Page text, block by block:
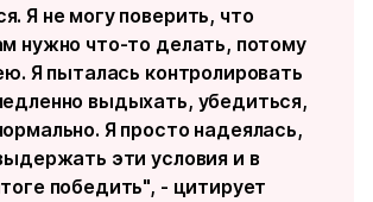
Я не могу поверить, что
нужно что-то делать, потому
Я пыталась контролировать
выдыхать, убедиться,
Я просто надеялась,
эти условия и в
победить", - цитирует